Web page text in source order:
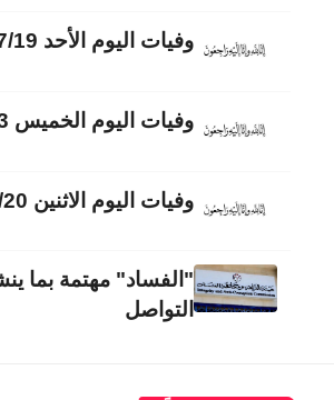
وفيات اليوم الأحد 2026/7/19
وفيات اليوم الخميس 2026/7/23
وفيات اليوم الاثنين 2026/7/20
"الفساد" مهتمة بما
التواصل